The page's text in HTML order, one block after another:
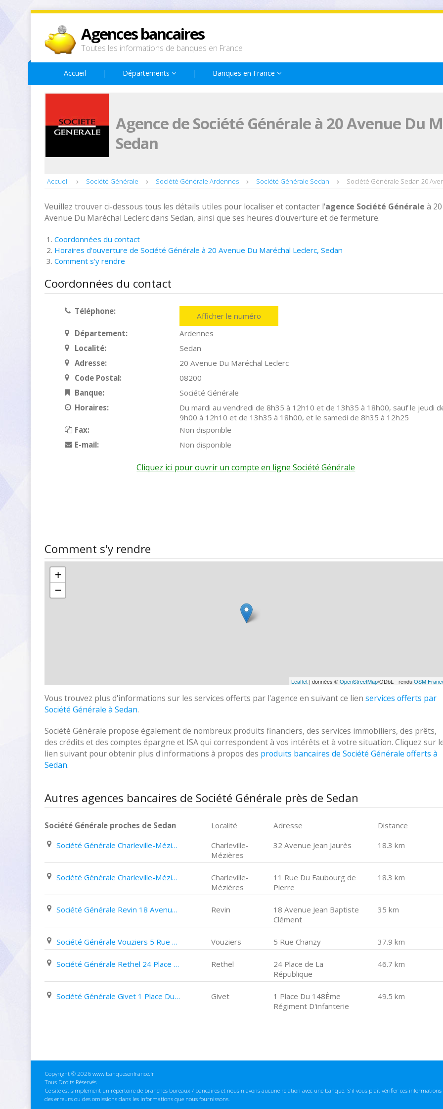
Agences bancaires
Toutes les informations de banques en France
Accueil Départements Banques en France
Agence de Société Générale à 20 Avenue Du
Sedan
Accueil Société Générale Société Générale Ardennes Société Générale Sedan Société Générale Sedan 20
Veuillez trouver ci-dessous tous les détails utiles pour localiser et contacter l'agence Société Générale à 20
Avenue Du Maréchal Leclerc dans Sedan, ainsi que ses heures d'ouverture et de fermeture.
Coordonnées du contact
Horaires d'ouverture de Société Générale à 20 Avenue Du Maréchal Leclerc, Sedan
Comment s'y rendre
Coordonnées du contact
Téléphone:
Afficher le numéro
Département:
Ardennes
Localité:
Sedan
Adresse:
20 Avenue Du Maréchal Leclerc
Code Postal:
08200
Banque:
Société Générale
Horaires:
Du mardi au vendredi de 8h35 à 12h10 et de 13h35 à 18h00, sauf le jeudi
9h00 à 12h10 et de 13h35 à 18h00, et le samedi de 8h35 à 12h25
Fax:
Non disponible
E-mail:
Non disponible
Cliquez ici pour ouvrir un compte en ligne Société Générale
Comment s'y rendre
+
−
Leaflet| données ©OpenStreetMap/ODbL - renduOSM
Vous trouvez plus d'informations sur les services offerts par l'agence en suivant ce lien services offerts par
Société Générale à Sedan.
Société Générale propose également de nombreux produits financiers, des services immobiliers, des prêts,
des crédits et des comptes épargne et ISA qui correspondent à vos intérêts et à votre situation. Cliquez sur
lien suivant pour obtenir plus d'informations à propos des produits bancaires de Société Générale offerts à
Sedan.
Autres agences bancaires de Société Générale près de Sedan
Société Générale proches de Sedan Localité Adresse
Distance
Société Générale Charleville-Mézières 32 Avenue Jean Jaurès
Charleville-
Mézières
32 Avenue Jean Jaurès 18.3 km
Société Générale Charleville-Mézières 11 Rue Du Faubourg de Pierre
Charleville-
Mézières
11 Rue Du Faubourg de
Pierre
18.3 km
Société Générale Revin 18 Avenue Jean Baptiste Clément Revin
18 Avenue Jean Baptiste
Clément
35 km
Société Générale Vouziers 5 Rue Chanzy Vouziers 5 Rue Chanzy 37.9 km
Société Générale Rethel 24 Place de La République Rethel
24 Place de La
République
46.7 km
Société Générale Givet 1 Place Du 148Ème Régiment D'infanterie Givet
1 Place Du 148Ème
Régiment D'infanterie
49.5 km
Copyright © 2026 www.banquesenfrance.fr
Tous Droits Réservés.
Ce site est simplement un répertoire de branches bureaux / bancaires et nous n'avons aucune relation avec une banque. S'il vous plaît vérifier ces
des erreurs ou des omissions dans les informations que nous fournissons.